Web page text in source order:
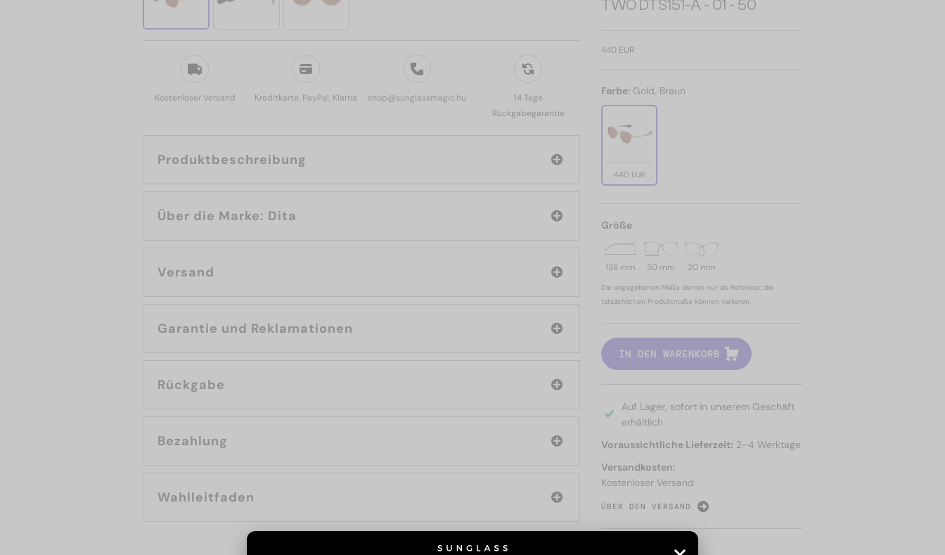
Kostenloser Versand Kreditkarte, PayPal, Klarna shop@sunglassmagic.hu
14 Tage
Rückgabegarantie
Produktbeschreibung
Über die Marke: Dita
Versand
Garantie und Reklamationen
Rückgabe
Bezahlung
Wahlleitfaden
TWO DTS151-A - 01 - 50
440 EUR
Farbe: Gold, Braun
440 EUR
Größe
138 mm 50 mm 20 mm
Die angegebenen Maße dienen nur als Referenz; die
tatsächlichen Produktmaße können variieren.
IN DEN WARENKORB
Auf Lager, sofort in unserem Geschäft
erhältlich
Voraussichtliche Lieferzeit: 2–4 Werktage
Versandkosten:
Kostenloser Versand
ÜBER DEN VERSAND